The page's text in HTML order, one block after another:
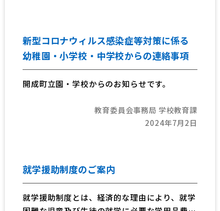
新型コロナウィルス感染症等対策に係る
幼稚園・小学校・中学校からの連絡事項
開成町立園・学校からのお知らせです。
教育委員会事務局 学校教育課
2024年7月2日
就学援助制度のご案内
就学援助制度とは、経済的な理由により、就学